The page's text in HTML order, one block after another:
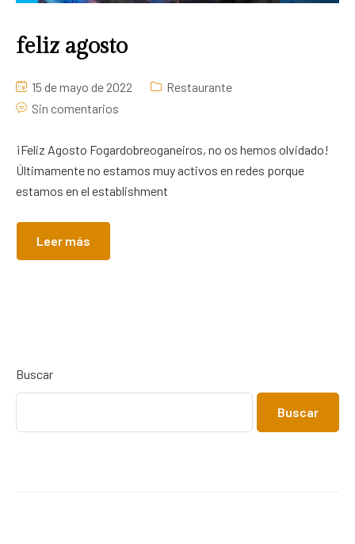
feliz agosto
15 de mayo de 2022
Restaurante
Sin comentarios
¡Feliz Agosto Fogardobreoganeiros, no os hemos olvidado!
Últimamente no estamos muy activos en redes porque
estamos en el establishment
Leer más
Buscar
Buscar